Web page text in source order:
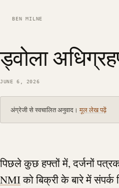
BEN MILNE
ड्वोला
JUNE 6, 2026
अंग्रेजी से स्वचालित अनुवाद।मूल लेख पढ़ें
पिछले कुछ हफ्तों में, दर्जनों
NMIको बिक्री के बारे में